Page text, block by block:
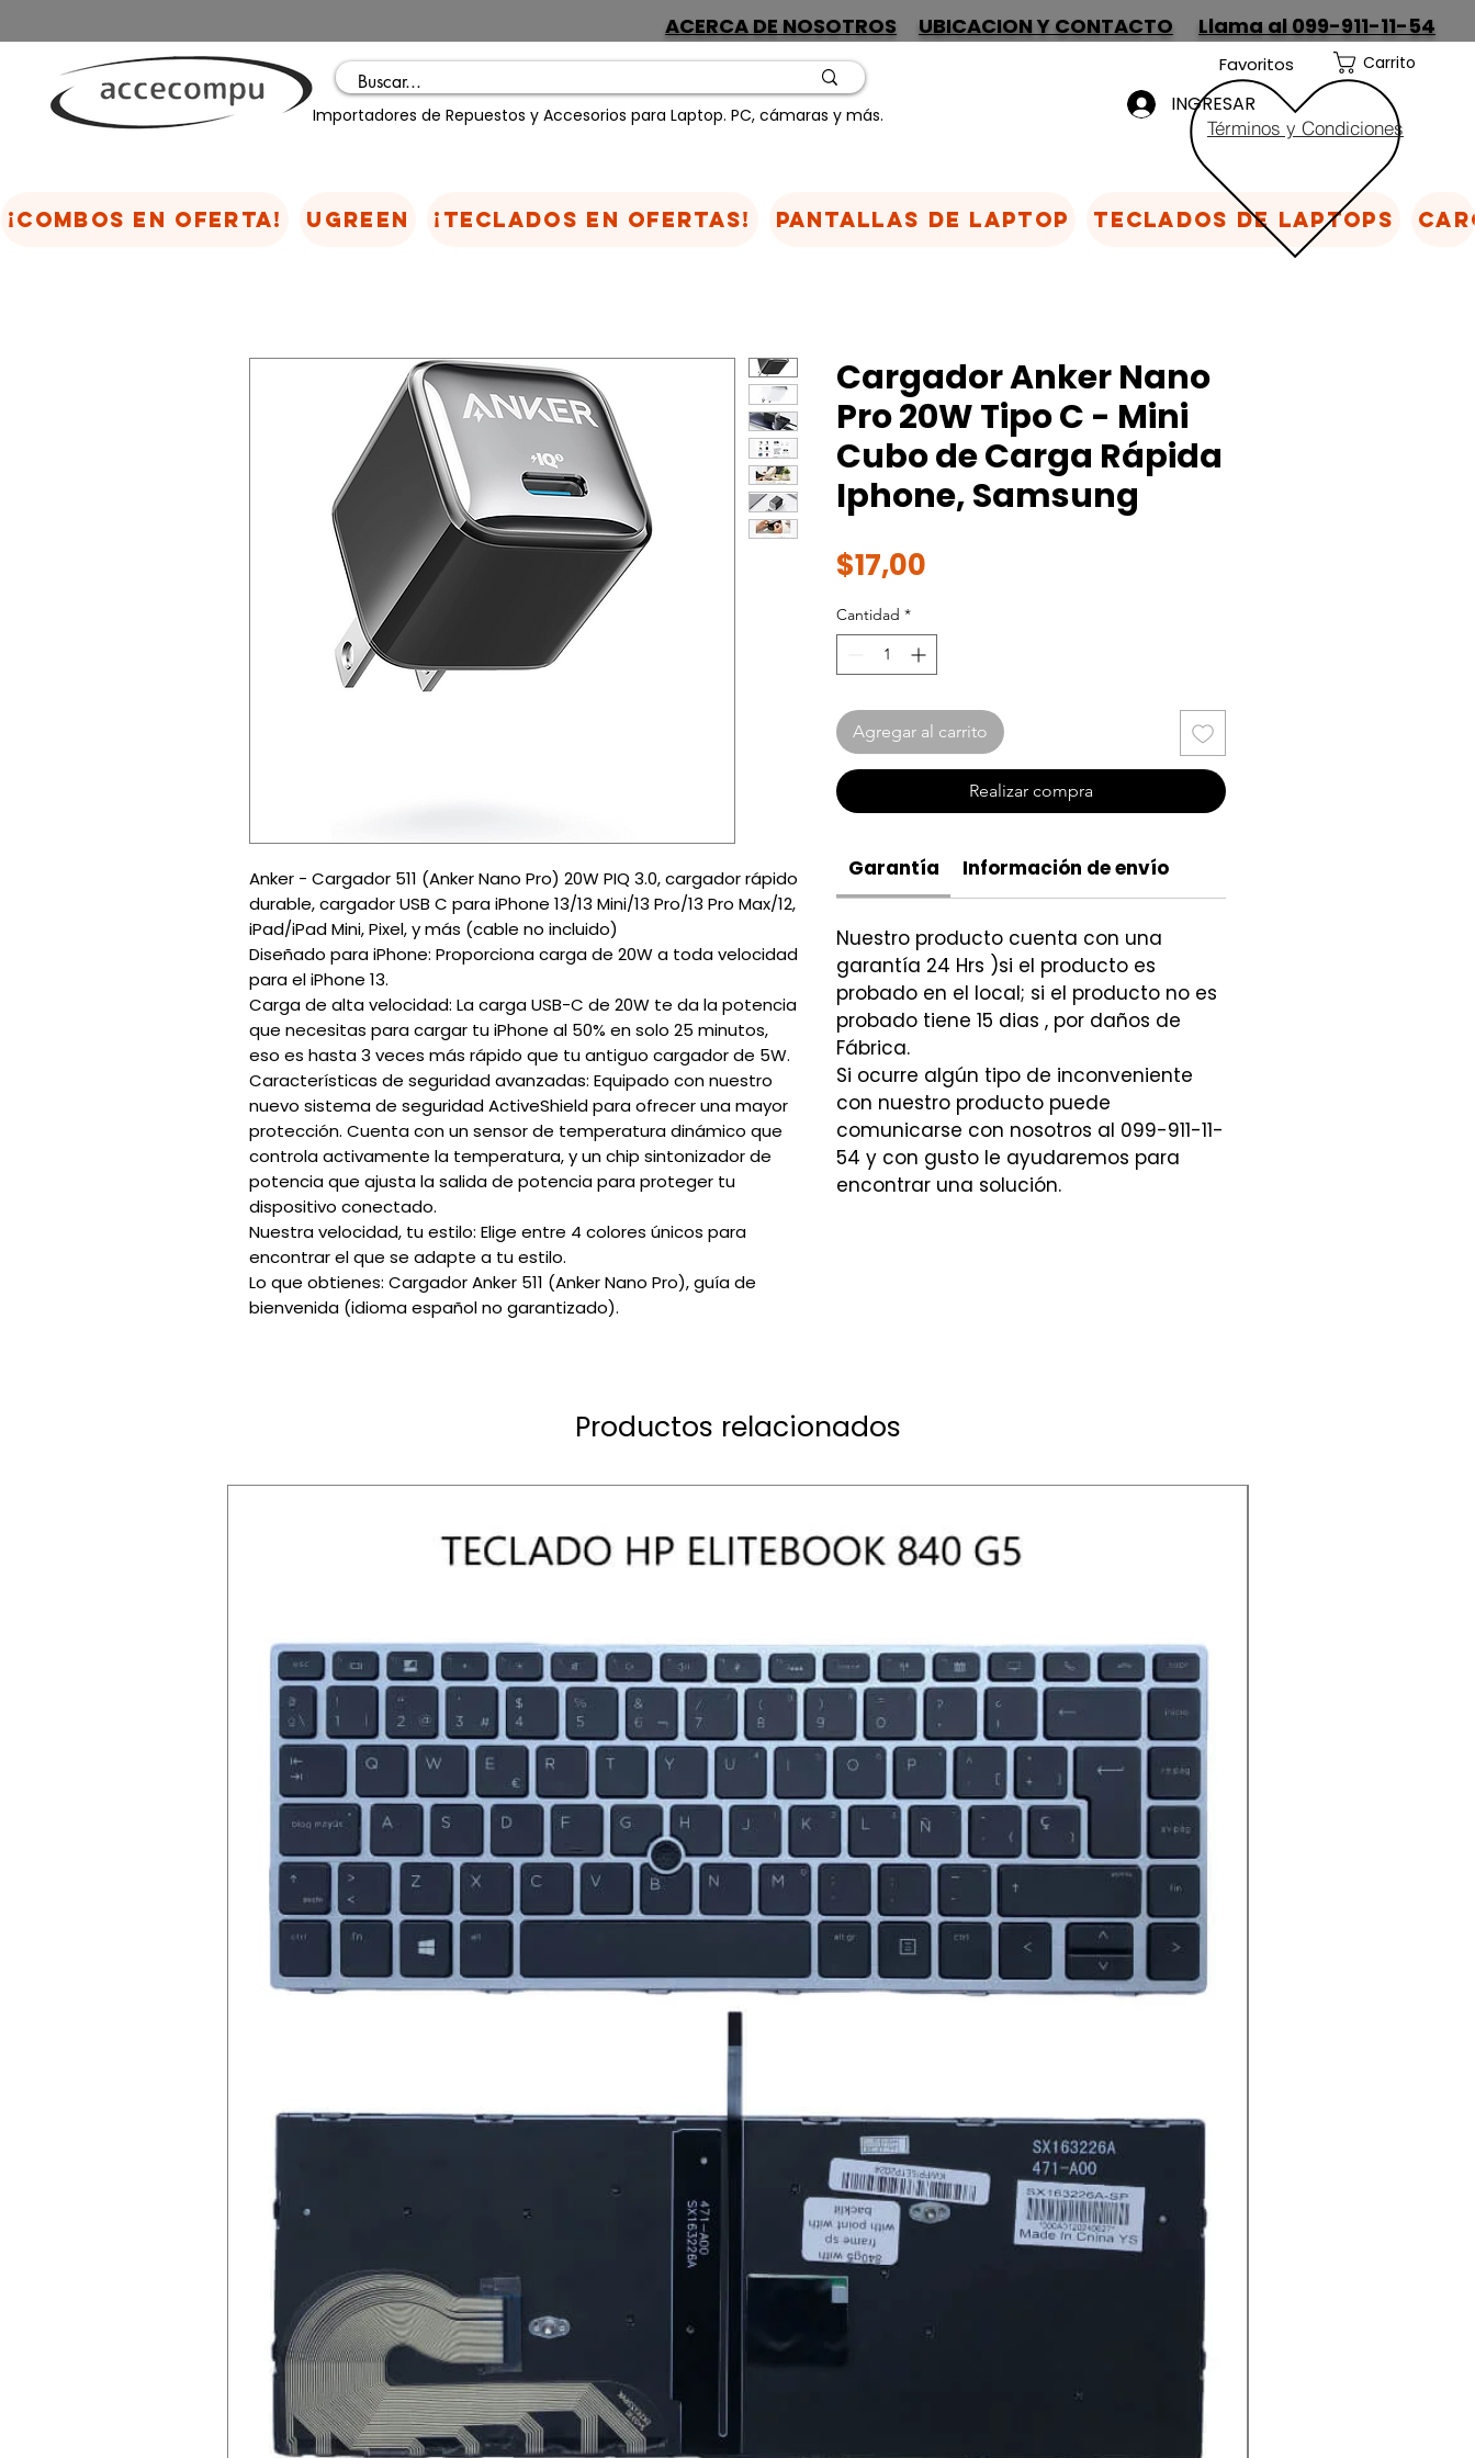
ACERCA DE NOSOTROS UBICACION Y CONTACTO Llama al 099-911-11-54
Importadores de Repuestos y Accesorios para Laptop. PC, cámaras y más.
Favoritos Carrito
Términos y Condiciones
INGRESAR
Anker - Cargador 511 (Anker Nano Pro) 20W PIQ 3.0, cargador rápido
durable, cargador USB C para iPhone 13/13 Mini/13 Pro/13 Pro Max/12,
iPad/iPad Mini, Pixel, y más (cable no incluido)
Diseñado para iPhone: Proporciona carga de 20W a toda velocidad
para el iPhone 13.
Carga de alta velocidad: La carga USB-C de 20W te da la potencia
que necesitas para cargar tu iPhone al 50% en solo 25 minutos,
eso es hasta 3 veces más rápido que tu antiguo cargador de 5W.
Características de seguridad avanzadas: Equipado con nuestro
nuevo sistema de seguridad ActiveShield️ para ofrecer una mayor
protección. Cuenta con un sensor de temperatura dinámico que
controla activamente la temperatura, y un chip sintonizador de
potencia que ajusta la salida de potencia para proteger tu
dispositivo conectado.
Nuestra velocidad, tu estilo: Elige entre 4 colores únicos para
encontrar el que se adapte a tu estilo.
Lo que obtienes: Cargador Anker 511 (Anker Nano Pro), guía de
bienvenida (idioma español no garantizado).
Cargador Anker Nano
Pro 20W Tipo C - Mini
Cubo de Carga Rápida
Iphone, Samsung
$17,00
Cantidad *
Agregar al carrito
Realizar compra
Garantía Información de envío
Nuestro producto cuenta con una
garantía 24 Hrs )si el producto es
probado en el local; si el producto no es
probado tiene 15 dias , por daños de
Fábrica.
Si ocurre algún tipo de inconveniente
con nuestro producto puede
comunicarse con nosotros al 099-911-11-
54 y con gusto le ayudaremos para
encontrar una solución.
Productos relacionados
¡COMBOS EN OFERTA! UGREEN ¡TECLADOS EN OFERTAS! Pantallas de Laptop Teclados de laptops